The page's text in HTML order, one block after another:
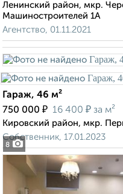
Ленинский район, мкр.
Машиностроителей 1А
Агентство, 01.11.2021
8
Гараж, 46 м²
750 000 ₽ 16 400 ₽ за м²
Кировский район, мкр.
Собственник, 17.01.2023